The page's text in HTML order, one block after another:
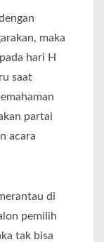
maka
hari H
saat
partai
acara
di
pemilih
tak bisa